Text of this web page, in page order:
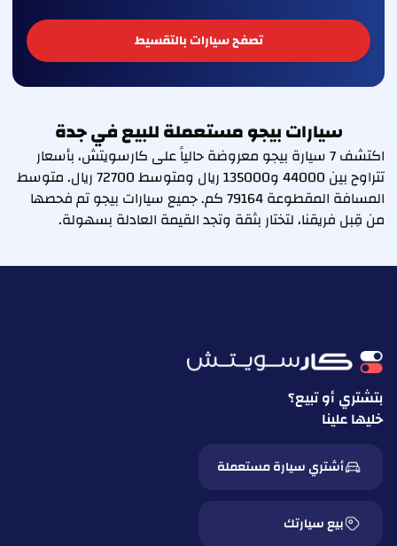
تصفح سيارات بالتقسيط
سيارات بيجو مستعملة للبيع في جدة
اكتشف 7 سيارة بيجو معروضة حالياً على كارسويتش، بأسعار
تتراوح بين 44000 و135000 ريال ومتوسط 72700 ريال. متوسط
المسافة المقطوعة 79164 كم. جميع سيارات بيجو تم فحصها
من قِبل فريقنا، لتختار بثقة وتجد القيمة العادلة بسهولة.
بتشتري أو تبيع؟
خليها علينا
أشتري سيارة مستعملة
بيع سيارتك